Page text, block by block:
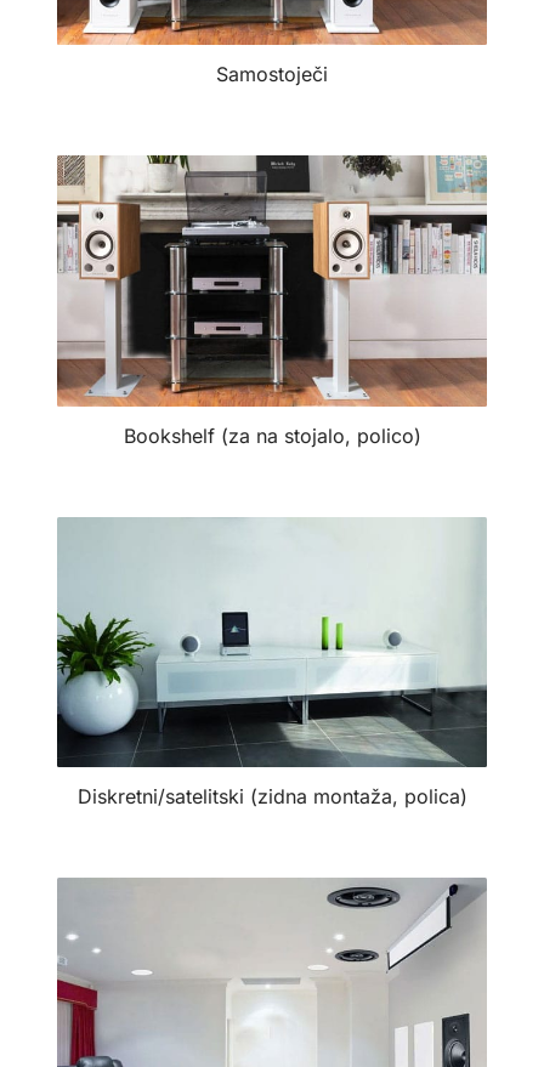
Samostoječi
Bookshelf (za na stojalo, polico)
Diskretni/satelitski (zidna montaža, polica)